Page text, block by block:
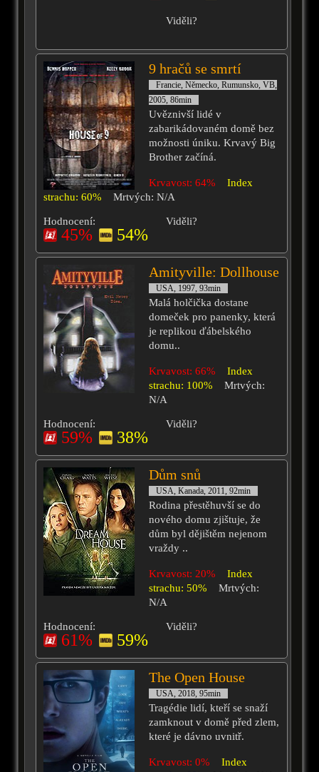
Viděli?
9 hračů se smrtí
Francie, Německo, Rumunsko, VB,
2005, 86min
Uvěznivší lidé v
zabarikádovaném domě bez
možnosti úniku. Krvavý Big
Brother začíná.
Krvavost: 64%
Index
strachu: 60%
Mrtvých: N/A
Hodnocení:
45% 54%
Viděli?
Amityville: Dollhouse
USA, 1997, 93min
Malá holčička dostane
domeček pro panenky, která
je replikou ďábelského
domu..
Krvavost: 66%
Index
strachu: 100%
Mrtvých:
N/A
Hodnocení:
59% 38%
Viděli?
Dům snů
USA, Kanada, 2011, 92min
Rodina přestěhuvší se do
nového domu zjištuje, že
dům byl dějištěm nejenom
vraždy ..
Krvavost: 20%
Index
strachu: 50%
Mrtvých:
N/A
Hodnocení:
61% 59%
Viděli?
The Open House
USA, 2018, 95min
Tragédie lidí, kteří se snaží
zamknout v domě před zlem,
které je dávno uvnitř.
Krvavost: 0%
Index